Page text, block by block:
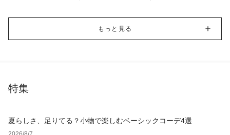
もっと見る
特集
夏らしさ、足りてる？小物で楽しむベーシックコーデ4選